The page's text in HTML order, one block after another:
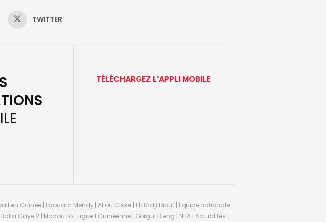
TWITTER
TÉLÉCHARGEZ L’APPLI MOBILE
en Guinée | Edouard Mendy | Aliou Cissé | El Hadji Diouf | Equipe nationale
Gaye 2 | Modou Lô | Ligue 1 Guinéenne | Gorgui Dieng | NBA | Actualités |